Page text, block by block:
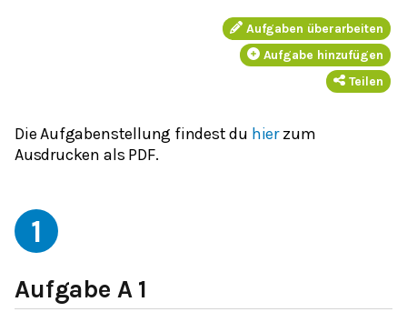
Aufgaben überarbeiten
Aufgabe hinzufügen
Teilen
Die Aufgabenstellung findest du hierzum
Ausdrucken als PDF.
1
Aufgabe A 1